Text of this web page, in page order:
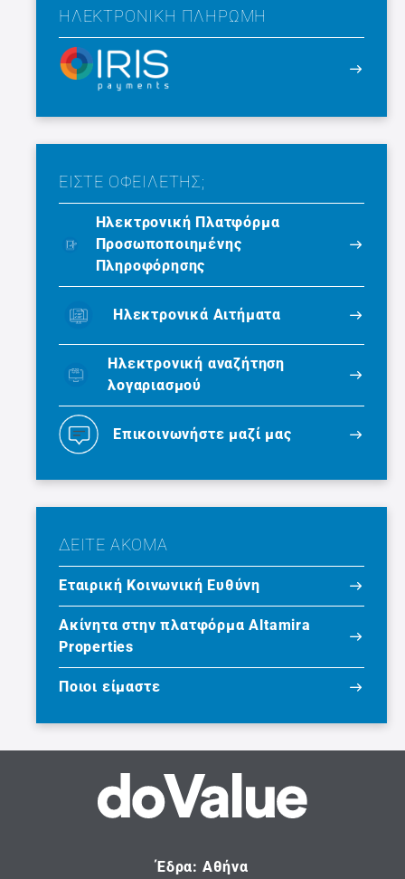
ΗΛΕΚΤΡΟΝΙΚΉ ΠΛΗΡΩΜΉ
ΕΙΣΤΕ ΟΦΕΙΛΕΤΗΣ;
Ηλεκτρονική Πλατφόρμα
Προσωποποιημένης
Πληροφόρησης
Ηλεκτρονικά Αιτήματα
Ηλεκτρονική αναζήτηση
λογαριασμού
Επικοινωνήστε μαζί μας
ΔΕΙΤΕ ΑΚΟΜΑ
Εταιρική Κοινωνική Ευθύνη
Ακίνητα στην πλατφόρμα Altamira
Properties
Ποιοι είμαστε
Έδρα: Αθήνα